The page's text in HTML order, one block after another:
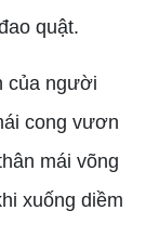
quật.
của người
cong vươn
mái võng
xuống diềm